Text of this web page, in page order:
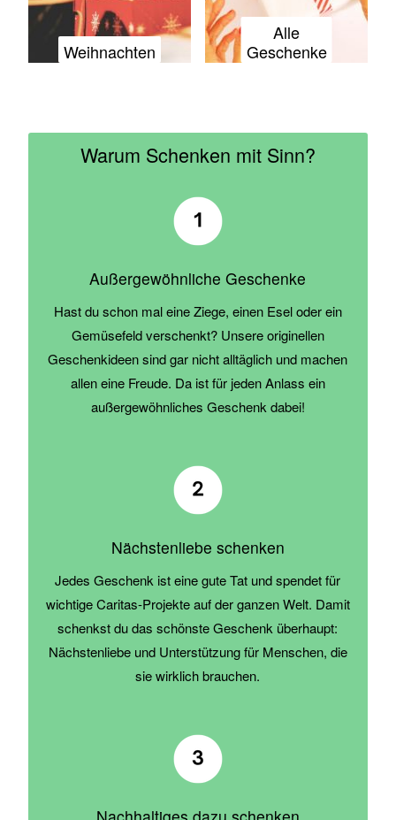
Weihnachten
Alle
Geschenke
Warum Schenken mit Sinn?
Außergewöhnliche Geschenke
Hast du schon mal eine Ziege, einen Esel oder ein
Gemüsefeld verschenkt? Unsere originellen
Geschenkideen sind gar nicht alltäglich und machen
allen eine Freude. Da ist für jeden Anlass ein
außergewöhnliches Geschenk dabei!
Nächstenliebe schenken
Jedes Geschenk ist eine gute Tat und spendet für
wichtige Caritas-Projekte auf der ganzen Welt. Damit
schenkst du das schönste Geschenk überhaupt:
Nächstenliebe und Unterstützung für Menschen, die
sie wirklich brauchen.